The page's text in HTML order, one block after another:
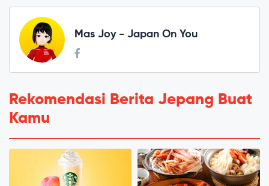
Mas Joy - Japan On You
Rekomendasi Berita Jepang Buat
Kamu